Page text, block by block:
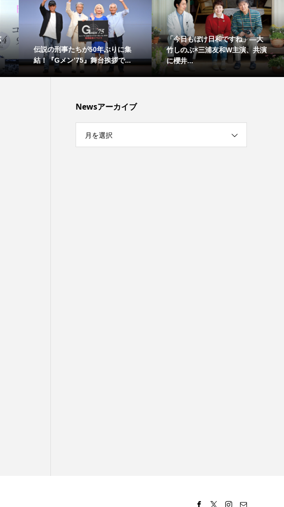
伝説の刑事たちが50年ぶりに集
結！『Gメン’75』舞台挨拶で...
「今日もぼけ日和ですね」―大
竹しのぶ×三浦友和W主演、共演
に櫻井...
Newsアーカイブ
月を選択